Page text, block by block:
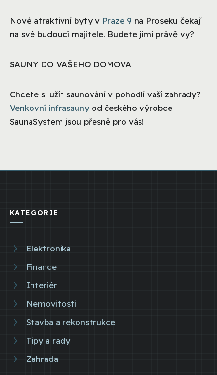
Nové atraktivní byty v Praze 9 na Proseku čekají
na své budoucí majitele. Budete jimi právě vy?
SAUNY DO VAŠEHO DOMOVA
Chcete si užít saunování v pohodlí vaší zahrady?
Venkovní infrasauny od českého výrobce
SaunaSystem jsou přesně pro vás!
KATEGORIE
Elektronika
Finance
Interiér
Nemovitosti
Stavba a rekonstrukce
Tipy a rady
Zahrada